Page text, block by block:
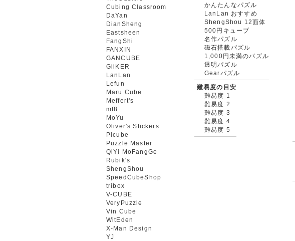
Cubing Classroom
DaYan
DianSheng
Eastsheen
FangShi
FANXIN
GANCUBE
GiiKER
LanLan
Lefun
Maru Cube
Meffert's
mf8
MoYu
Oliver's Stickers
Picube
Puzzle Master
QiYi MoFangGe
Rubik's
ShengShou
SpeedCubeShop
tribox
V-CUBE
VeryPuzzle
Vin Cube
WitEden
X-Man Design
YJ
かんたんなパズル
LanLan おすすめ
ShengShou 12面体
500円キューブ
名作パズル
磁石搭載パズル
1,000円未満のパズル
透明パズル
Gearパズル
難易度の目安
難易度 1
難易度 2
難易度 3
難易度 4
難易度 5